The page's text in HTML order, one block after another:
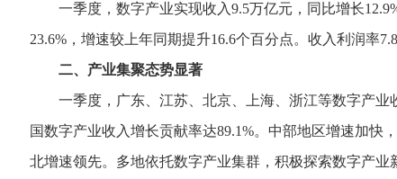
一季度，数字产业实现收入9.5万亿元，同比增长
23.6%，增速较上年同期提升16.6个百分点。收入利润率
二、产业集聚态势显著
一季度，广东、江苏、北京、上海、浙江等数字产业收
国数字产业收入增长贡献率达89.1%。中部地区增速加快
北增速领先。多地依托数字产业集群，积极探索数字产业